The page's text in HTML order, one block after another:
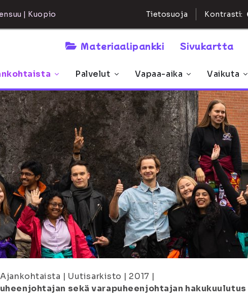
| Kuopio Tietosuoja Kontrasti:
Materiaalipankki Sivukartta
Palvelut Vapaa-aika Vaikuta
Ajankohtaista | Uutisarkisto | 2017 |
sekä varapuheenjohtajan hakukuulutus